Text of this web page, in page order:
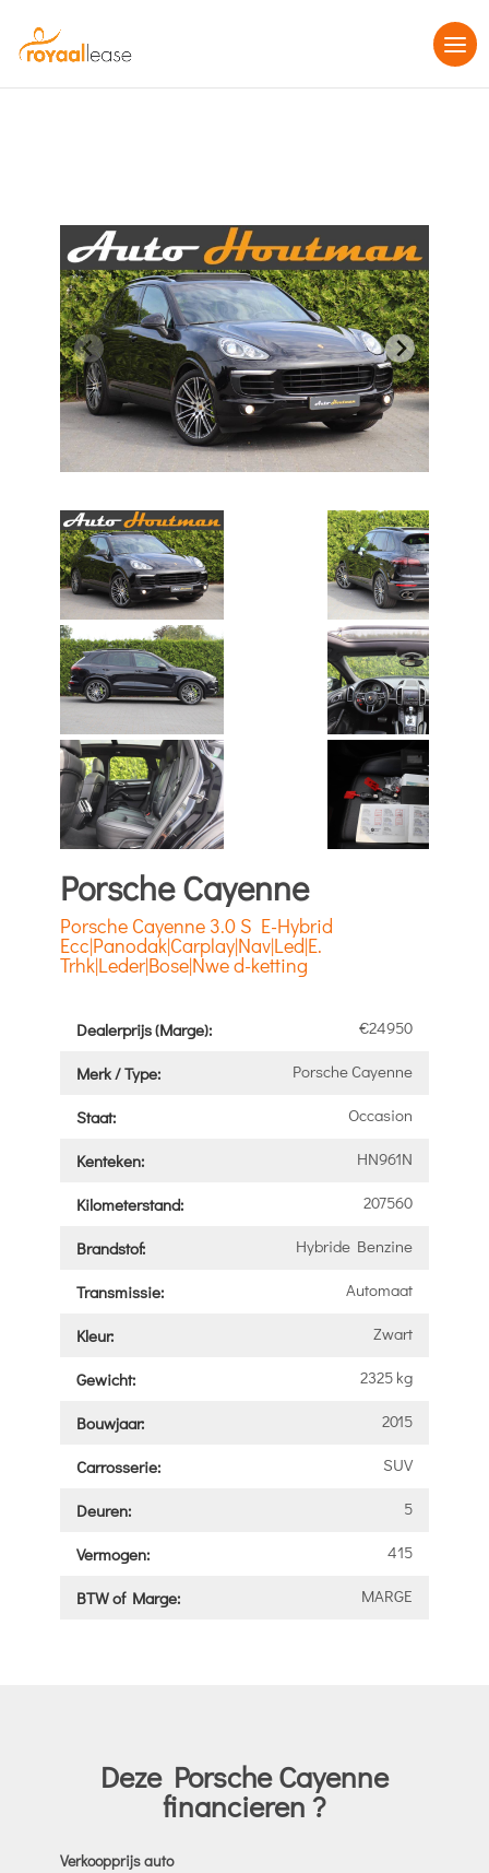
Porsche Cayenne
Porsche Cayenne 3.0 S E-Hybrid
Ecc|Panodak|Carplay|Nav|Led|E.
Trhk|Leder|Bose|Nwe d-ketting
Dealerprijs (Marge): €24950
Merk / Type: Porsche Cayenne
Staat: Occasion
Kenteken: HN961N
Kilometerstand: 207560
Brandstof: Hybride Benzine
Transmissie: Automaat
Kleur: Zwart
Gewicht: 2325 kg
Bouwjaar: 2015
Carrosserie: SUV
Deuren: 5
Vermogen: 415
BTW of Marge: MARGE
Deze Porsche Cayenne
financieren ?
Verkoopprijs auto